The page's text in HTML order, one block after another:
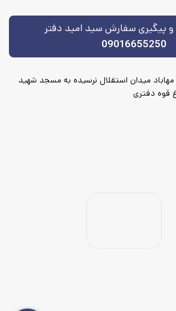
پیگیری سفارش سید امید دفتر
09016655250
میدان استقلال نرسیده به مسجد شهید
قوه دفتری